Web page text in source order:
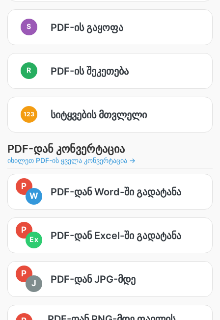
S PDF-ის გაყოფა
R PDF-ის შეკეთება
123 სიტყვების მთვლელი
PDF-დან კონვერტაცია
იხილეთ PDF-ის ყველა კონვერტაცია →
P
W
PDF-დან Word-ში გადატანა
P
Ex PDF-დან Excel-ში გადატანა
P
J
PDF-დან JPG-მდე